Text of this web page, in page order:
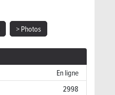
> Photos
En ligne
2998